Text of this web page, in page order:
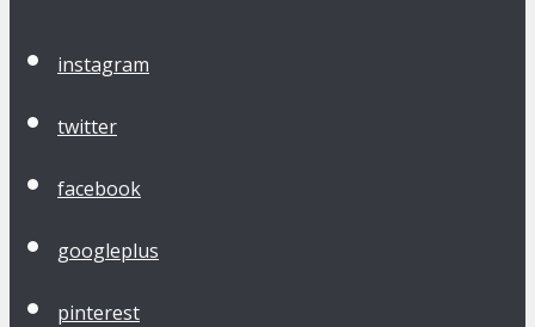
instagram
twitter
facebook
googleplus
pinterest